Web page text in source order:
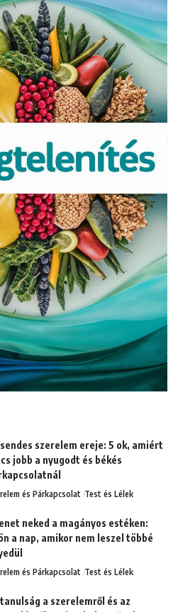
szerelem ereje: 5 ok, amiért
jobb a nyugodt és békés
és Párkapcsolat Test és Lélek
neked a magányos estéken:
a nap, amikor nem leszel többé
és Párkapcsolat Test és Lélek
a szerelemről és az